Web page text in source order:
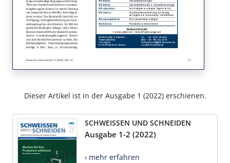
Dieser Artikel ist in der Ausgabe 1 (2022) erschienen.
SCHWEISSEN UND SCHNEIDEN
Ausgabe 1-2 (2022)
› mehr erfahren